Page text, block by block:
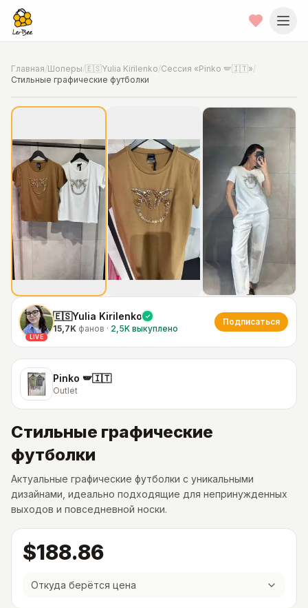
Главная/Шоперы/🇪🇸Yulia Kirilenko/Сессия «Pinko 🪽🇮🇹»/
Стильные графические футболки
Фото от шопера
LIVE
🇪🇸Yulia Kirilenko
15,7K фанов · 2,5K выкуплено
Подписаться
Pinko 🪽🇮🇹
Outlet
Стильные графические
футболки
Актуальные графические футболки с уникальными
дизайнами, идеально подходящие для непринужденных
выходов и повседневной носки.
$188.86
Откуда берётся цена